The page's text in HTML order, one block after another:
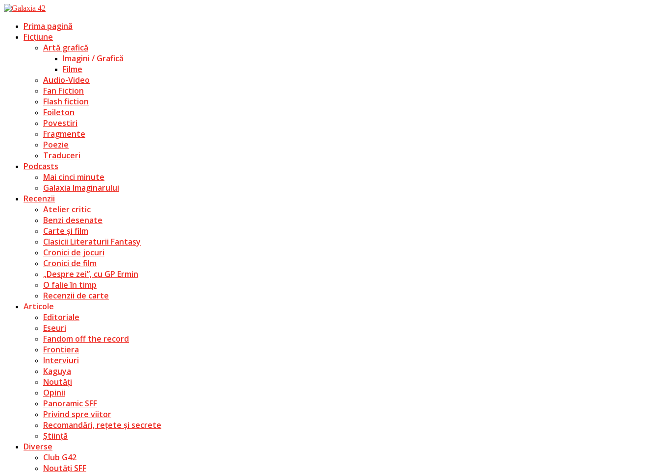
Prima pagină
Ficțiune
Artă grafică
Imagini / Grafică
Filme
Audio-Video
Fan Fiction
Flash fiction
Foileton
Povestiri
Fragmente
Poezie
Traduceri
Podcasts
Mai cinci minute
Galaxia Imaginarului
Recenzii
Atelier critic
Benzi desenate
Carte și film
Clasicii Literaturii Fantasy
Cronici de jocuri
Cronici de film
„Despre zei”, cu GP Ermin
O falie în timp
Recenzii de carte
Articole
Editoriale
Eseuri
Fandom off the record
Frontiera
Interviuri
Kaguya
Noutăți
Opinii
Panoramic SFF
Privind spre viitor
Recomandări, rețete și secrete
Știință
Diverse
Club G42
Noutăți SFF